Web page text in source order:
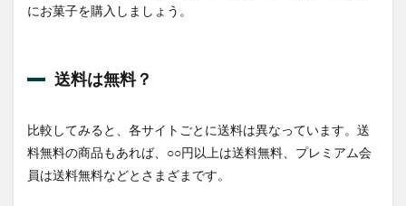
てい
2.5
支払
は？
おす
にお菓子を購入しましょう。
送料は無料？
比較してみると、各サイトごとに送料は異なっています。送
料無料の商品もあれば、○○円以上は送料無料、プレミアム会
員は送料無料などとさまざまです。